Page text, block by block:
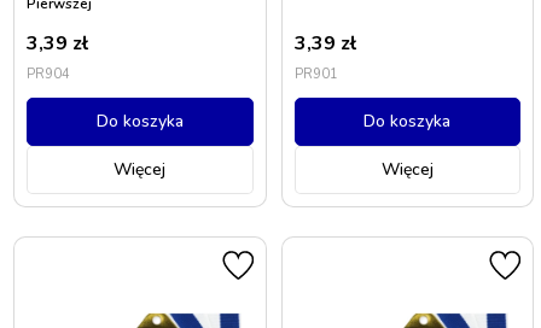
3,39 zł
PR904
Więcej
Do koszyka
3,39 zł
PR901
Więcej
Do koszyka